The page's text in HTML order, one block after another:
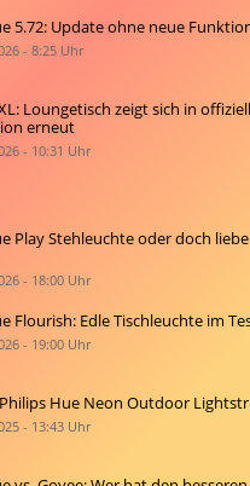
5.72: Update ohne neue
- 8:25 Uhr
Loungetisch zeigt sich in
erneut
- 10:31 Uhr
Play Stehleuchte oder doch
- 18:00 Uhr
Flourish: Edle Tischleuchte im
- 19:00 Uhr
Hue Neon Outdoor
- 13:43 Uhr